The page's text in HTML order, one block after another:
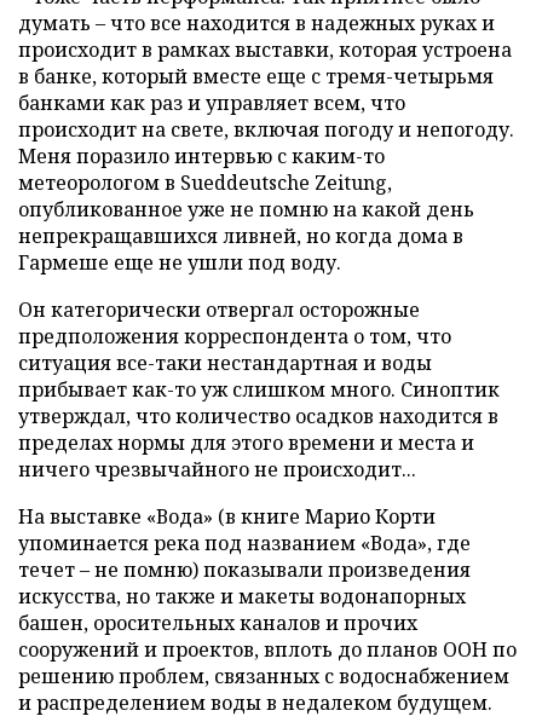
думать – что все находится в надежных руках и
происходит в рамках выставки, которая устроена
в банке, который вместе еще с тремя-четырьмя
банками как раз и управляет всем, что
происходит на свете, включая погоду и непогоду.
Меня поразило интервью с каким-то
метеорологом в Sueddeutsche Zeitung,
опубликованное уже не помню на какой день
непрекращавшихся ливней, но когда дома в
Гармеше еще не ушли под воду.
Он категорически отвергал осторожные
предположения корреспондента о том, что
ситуация все-таки нестандартная и воды
прибывает как-то уж слишком много. Синоптик
утверждал, что количество осадков находится в
пределах нормы для этого времени и места и
ничего чрезвычайного не происходит...
На выставке «Вода» (в книге Марио Корти
упоминается река под названием «Вода», где
течет – не помню) показывали произведения
искусства, но также и макеты водонапорных
башен, оросительных каналов и прочих
сооружений и проектов, вплоть до планов ООН по
решению проблем, связанных с водоснабжением
и распределением воды в недалеком будущем.